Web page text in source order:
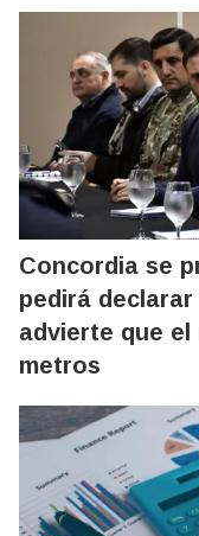
Concordia se
pedirá
advierte que
metros